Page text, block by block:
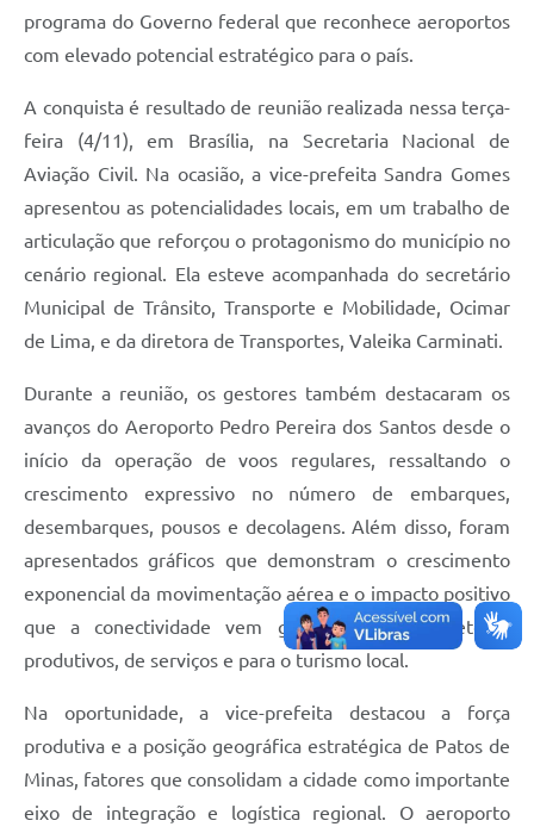
programa do Governo federal que reconhece aeroportos
com elevado potencial estratégico para o país.
A conquista é resultado de reunião realizada nessa terça-
feira (4/11), em Brasília, na Secretaria Nacional de
Aviação Civil. Na ocasião, a vice-prefeita Sandra Gomes
apresentou as potencialidades locais, em um trabalho de
articulação que reforçou o protagonismo do município no
cenário regional. Ela esteve acompanhada do secretário
Municipal de Trânsito, Transporte e Mobilidade, Ocimar
de Lima, e da diretora de Transportes, Valeika Carminati.
Durante a reunião, os gestores também destacaram os
avanços do Aeroporto Pedro Pereira dos Santos desde o
início da operação de voos regulares, ressaltando o
crescimento expressivo no número de embarques,
desembarques, pousos e decolagens. Além disso, foram
apresentados gráficos que demonstram o crescimento
exponencial da movimentação aérea e o impacto positivo
que a conectividade vem gerando para os setores
produtivos, de serviços e para o turismo local.
Na oportunidade, a vice-prefeita destacou a força
produtiva e a posição geográfica estratégica de Patos de
Minas, fatores que consolidam a cidade como importante
eixo de integração e logística regional. O aeroporto